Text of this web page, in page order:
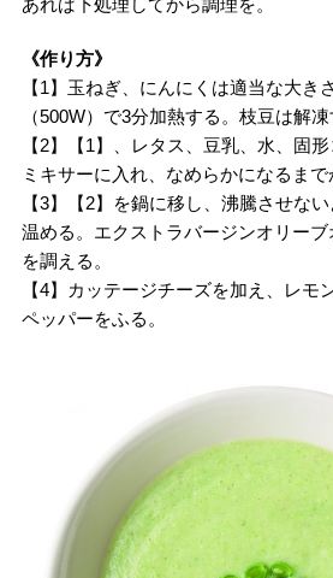
あれば下処理してから調理を。
《作り方》
【1】玉ねぎ、にんにくは適当な大き
（500W）で3分加熱する。枝豆は解凍
【2】【1】、レタス、豆乳、水、固
ミキサーに入れ、なめらかになるまで
【3】【2】を鍋に移し、沸騰させな
温める。エクストラバージンオリー
を調える。
【4】カッテージチーズを加え、レモ
ペッパーをふる。